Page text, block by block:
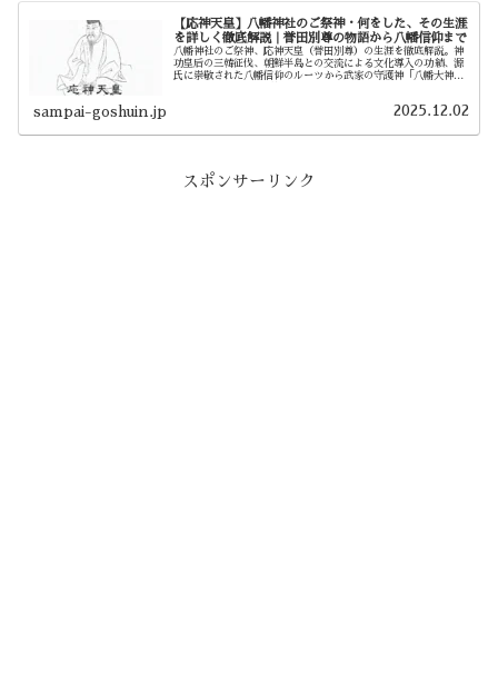
【応神天皇】八幡神社のご祭神・何をした、その生涯
を詳しく徹底解説｜誉田別尊の物語から八幡信仰まで
八幡神社のご祭神、応神天皇（誉田別尊）の生涯を徹底解説。神
功皇后の三韓征伐、朝鮮半島との交流による文化導入の功績、源
氏に崇敬された八幡信仰のルーツから武家の守護神「八幡大神」
sampai-goshuin.jp 2025.12.02
スポンサーリンク